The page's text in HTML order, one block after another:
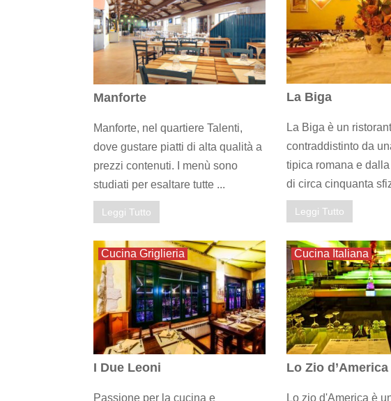
Manforte
Manforte, nel quartiere Talenti,
dove gustare piatti di alta qualità a
prezzi contenuti. I menù sono
studiati per esaltare tutte ...
Leggi Tutto
La Biga
La Biga è un
contraddistinto da
tipica romana e
di circa cinquanta
Leggi Tutto
Cucina Griglieria
I Due Leoni
Passione per la cucina e
Cucina Italiana
Lo Zio d’America
Lo zio d'America è